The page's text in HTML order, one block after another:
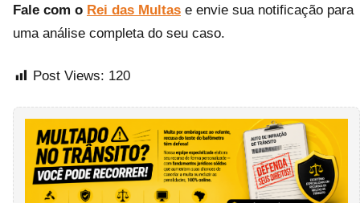
Fale com o Rei das Multas e envie sua notificação para
uma análise completa do seu caso.
Post Views: 120